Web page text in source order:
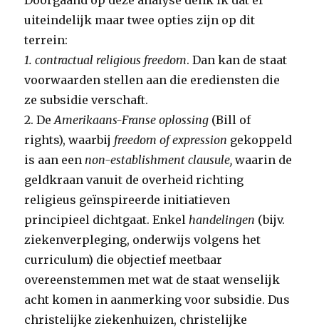
uiteindelijk maar twee opties zijn op dit
terrein:
1. contractual religious freedom. Dan kan de staat
voorwaarden stellen aan die erediensten die
ze subsidie verschaft.
2. DeAmerikaans-Franse oplossing (Bill of
rights), waarbij freedom of expression gekoppeld
is aan eennon-establishment clausule,waarin de
geldkraan vanuit de overheid richting
religieus geïnspireerde initiatieven
principieel dichtgaat. Enkelhandelingen (bijv.
ziekenverpleging, onderwijs volgens het
curriculum) die objectief meetbaar
overeenstemmen met wat de staat wenselijk
acht komen in aanmerking voor subsidie. Dus
christelijke ziekenhuizen, christelijke